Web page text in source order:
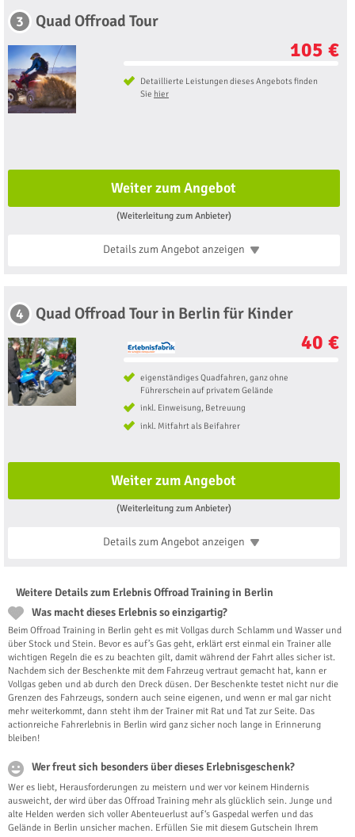
3 Quad Offroad Tour
105 €
Detaillierte Leistungen dieses Angebots finden
Sie hier
Weiter zum Angebot
(Weiterleitung zum Anbieter)
Details zum Angebotanzeigen
4 Quad Offroad Tour in Berlin für Kinder
40 €
eigenständiges Quadfahren, ganz ohne
Führerschein auf privatem Gelände
inkl. Einweisung, Betreuung
inkl. Mitfahrt als Beifahrer
Weiter zum Angebot
(Weiterleitung zum Anbieter)
Details zum Angebotanzeigen
Weitere Details zum Erlebnis Offroad Training in Berlin
Was macht dieses Erlebnis so einzigartig?
Beim Offroad Training in Berlin geht es mit Vollgas durch Schlamm und Wasser und
über Stock und Stein. Bevor es auf’s Gas geht, erklärt erst einmal ein Trainer alle
wichtigen Regeln die es zu beachten gilt, damit während der Fahrt alles sicher ist.
Nachdem sich der Beschenkte mit dem Fahrzeug vertraut gemacht hat, kann er
Vollgas geben und ab durch den Dreck düsen. Der Beschenkte testet nicht nur die
Grenzen des Fahrzeugs, sondern auch seine eigenen, und wenn er mal gar nicht
mehr weiterkommt, dann steht ihm der Trainer mit Rat und Tat zur Seite. Das
actionreiche Fahrerlebnis in Berlin wird ganz sicher noch lange in Erinnerung
bleiben!
Wer freut sich besonders über dieses Erlebnisgeschenk?
Wer es liebt, Herausforderungen zu meistern und wer vor keinem Hindernis
ausweicht, der wird über das Offroad Training mehr als glücklich sein. Junge und
alte Helden werden sich voller Abenteuerlust auf‘s Gaspedal werfen und das
Gelände in Berlin unsicher machen. Erfüllen Sie mit diesem Gutschein Ihrem